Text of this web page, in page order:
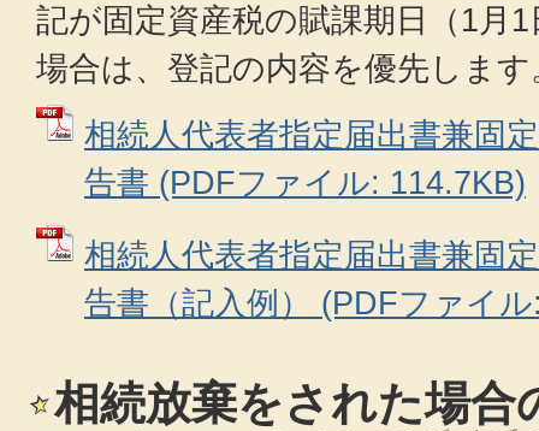
記が固定資産税の賦課期日（1月
場合は、登記の内容を優先します
相続人代表者指定届出書兼固
告書 (PDFファイル: 114.7KB)
相続人代表者指定届出書兼固
告書（記入例） (PDFファイ
相続放棄をされた場合